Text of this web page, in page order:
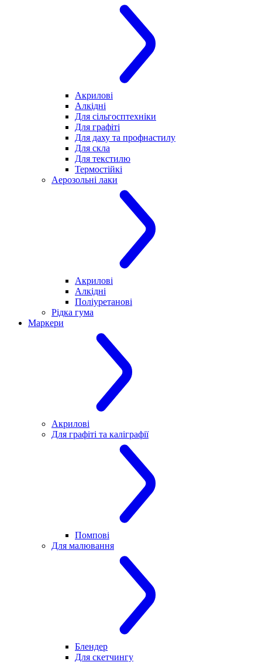
Акрилові
Алкідні
Для cільгосптехніки
Для графіті
Для даху та профнастилу
Для скла
Для текстилю
Термостійкі
Аерозольні лаки
Акрилові
Алкідні
Поліуретанові
Рідка гума
Маркери
Акрилові
Для графіті та каліграфії
Помпові
Для малювання
Блендер
Для скетчингу